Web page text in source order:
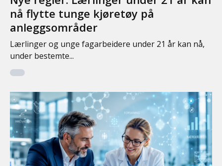
nå flytte tunge kjøretøy på
anleggsområder
Lærlinger og unge fagarbeidere under 21 år kan nå,
under bestemte...